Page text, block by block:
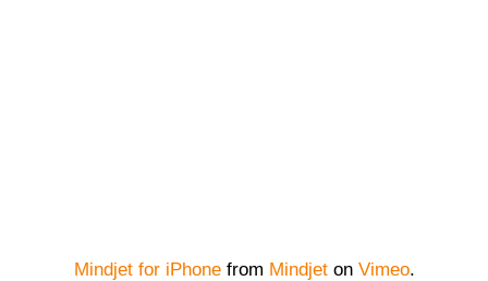
Mindjet for iPhonefrom Mindjeton Vimeo.